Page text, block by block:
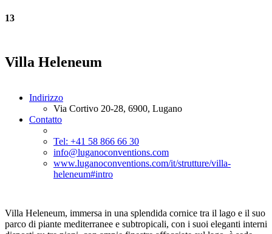
13
Villa Heleneum
Indirizzo
Via Cortivo 20-28, 6900, Lugano
Contatto
Tel: +41 58 866 66 30
info@luganoconventions.com
www.luganoconventions.com/it/strutture/villa-
heleneum#intro
Villa Heleneum, immersa in una splendida cornice tra il lago e il suo
parco di piante mediterranee e subtropicali, con i suoi eleganti interni